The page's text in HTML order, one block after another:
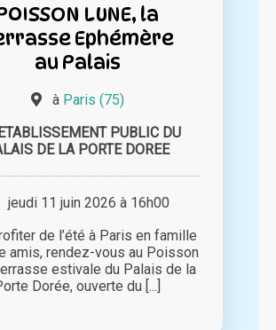
LUNE, la
Ephémère
au Palais
à Paris (75)
ETABLISSEMENT PUBLIC DU
DE LA PORTE DOREE
jeudi 11 juin 2026 à 16h00
de l’été à Paris en famille
amis, rendez-vous au Poisson
estivale du Palais de la
Dorée, ouverte du [...]